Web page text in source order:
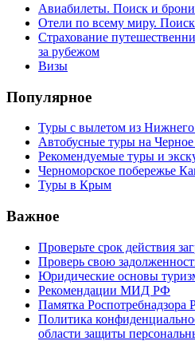
Авиабилеты. Поиск и
Отели по всему миру.
Страхование
за рубежом
Визы
Популярное
Туры с вылетом из
Автобусные туры на
Рекомендуемые туры и
Черноморское побережье
Туры в Крым
Важное
Проверьте срок действия
Проверь свою
Юридические основы
Рекомендации МИД РФ
Памятка Роспотребнадзора
Политика
области защиты